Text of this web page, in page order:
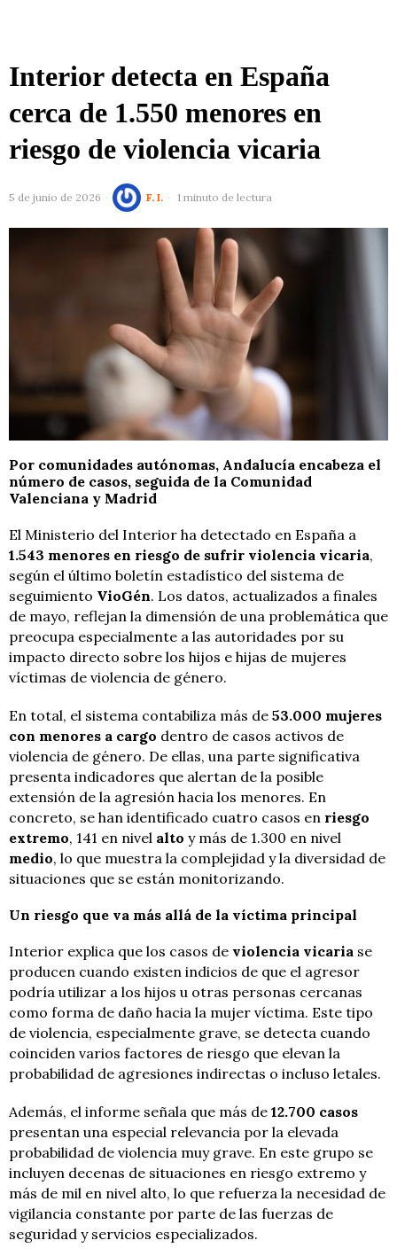
Interior detecta en España
cerca de 1.550 menores en
riesgo de violencia vicaria
5 de junio de 2026 F. I. 1 minuto de lectura
Por comunidades autónomas, Andalucía encabeza el
número de casos, seguida de la Comunidad
Valenciana y Madrid
El Ministerio del Interior ha detectado en España a
1.543 menores en riesgo de sufrir violencia vicaria,
según el último boletín estadístico del sistema de
seguimiento VioGén. Los datos, actualizados a finales
de mayo, reflejan la dimensión de una problemática que
preocupa especialmente a las autoridades por su
impacto directo sobre los hijos e hijas de mujeres
víctimas de violencia de género.
En total, el sistema contabiliza más de 53.000 mujeres
con menores a cargo dentro de casos activos de
violencia de género. De ellas, una parte significativa
presenta indicadores que alertan de la posible
extensión de la agresión hacia los menores. En
concreto, se han identificado cuatro casos en riesgo
extremo, 141 en nivel alto y más de 1.300 en nivel
medio, lo que muestra la complejidad y la diversidad de
situaciones que se están monitorizando.
Un riesgo que va más allá de la víctima principal
Interior explica que los casos de violencia vicaria se
producen cuando existen indicios de que el agresor
podría utilizar a los hijos u otras personas cercanas
como forma de daño hacia la mujer víctima. Este tipo
de violencia, especialmente grave, se detecta cuando
coinciden varios factores de riesgo que elevan la
probabilidad de agresiones indirectas o incluso letales.
Además, el informe señala que más de 12.700 casos
presentan una especial relevancia por la elevada
probabilidad de violencia muy grave. En este grupo se
incluyen decenas de situaciones en riesgo extremo y
más de mil en nivel alto, lo que refuerza la necesidad de
vigilancia constante por parte de las fuerzas de
seguridad y servicios especializados.